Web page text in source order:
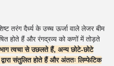
तरंग दैर्ध्य के उच्च ऊर्जा वाले लेजर बीम
होते हैं और रंगद्रव्य को कणों में तोड़ते
त्वचा से उछलते हैं, अन्य छोटे-छोटे
संतुलित होते हैं और अंततः लिम्फेटिक